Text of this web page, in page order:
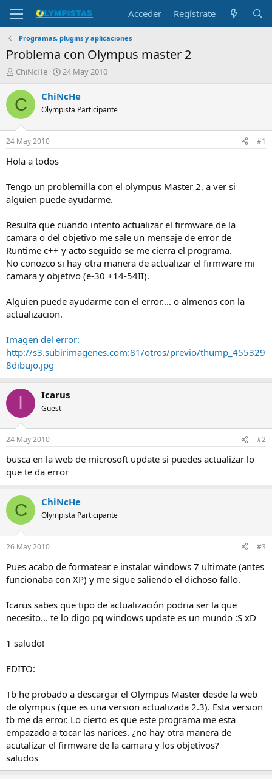
Acceder Regístrate
Programas, plugins y aplicaciones
Problema con Olympus master 2
I
i
c
a
d
o
r
l
t
m
a
ChiNcHe
F
c
h
a
i
i
o
24 May 2010
C ChiNcHe
Olympista Participante
24 May 2010 #1
Hola a todos
Tengo un problemilla con el olympus Master 2, a ver si
alguien puede ayudarme.
Resulta que cuando intento actualizar el firmware de la
camara o del objetivo me sale un mensaje de error de
Runtime c++ y acto seguido se me cierra el programa.
No conozco si hay otra manera de actualizar el firmware mi
camara y objetivo (e-30 +14-54II).
Alguien puede ayudarme con el error.... o almenos con la
actualizacion.
Imagen del error:
http://s3.subirimagenes.com:81/otros/previo/thump_455329
8dibujo.jpg
I Icarus
Guest
24 May 2010 #2
busca en la web de microsoft update si puedes actualizar lo
que te da error
C ChiNcHe
Olympista Participante
26 May 2010 #3
Pues acabo de formatear e instalar windows 7 ultimate (antes
funcionaba con XP) y me sigue saliendo el dichoso fallo.
Icarus sabes que tipo de actualización podria ser la que
necesito... te lo digo pq windows update es un mundo :S xD
1 saludo!
EDITO:
Tb he probado a descargar el Olympus Master desde la web
de olympus (que es una version actualizada 2.3). Esta version
tb me da error. Lo cierto es que este programa me esta
empazado a tocar las narices. ¿no hay otra manera de
acutalizar el firmware de la camara y los objetivos?
saludos